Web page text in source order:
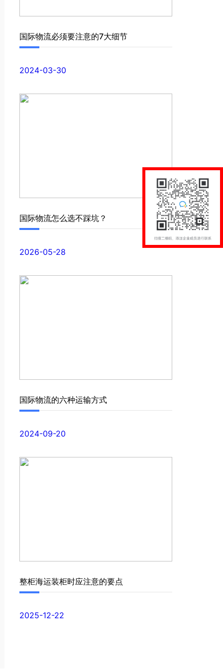
国际物流必须要注意的7大细节
2024-03-30
国际物流怎么选不踩坑？
2026-05-28
国际物流的六种运输方式
2024-09-20
整柜海运装柜时应注意的要点
2025-12-22